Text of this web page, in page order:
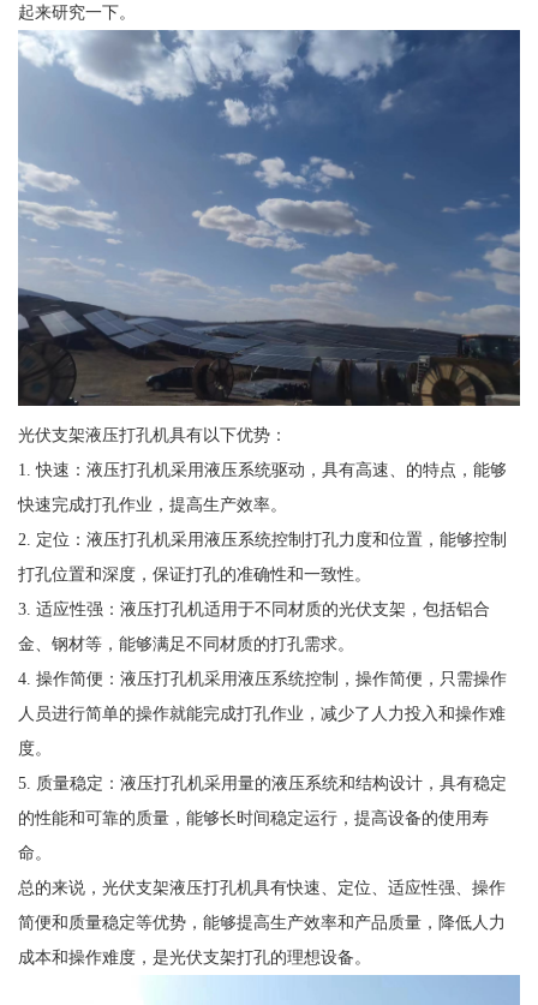
起来研究一下。
光伏支架液压打孔机具有以下优势：
1. 快速：液压打孔机采用液压系统驱动，具有高速、的特点，能够
快速完成打孔作业，提高生产效率。
2. 定位：液压打孔机采用液压系统控制打孔力度和位置，能够控制
打孔位置和深度，保证打孔的准确性和一致性。
3. 适应性强：液压打孔机适用于不同材质的光伏支架，包括铝合
金、钢材等，能够满足不同材质的打孔需求。
4. 操作简便：液压打孔机采用液压系统控制，操作简便，只需操作
人员进行简单的操作就能完成打孔作业，减少了人力投入和操作难
度。
5. 质量稳定：液压打孔机采用量的液压系统和结构设计，具有稳定
的性能和可靠的质量，能够长时间稳定运行，提高设备的使用寿
命。
总的来说，光伏支架液压打孔机具有快速、定位、适应性强、操作
简便和质量稳定等优势，能够提高生产效率和产品质量，降低人力
成本和操作难度，是光伏支架打孔的理想设备。